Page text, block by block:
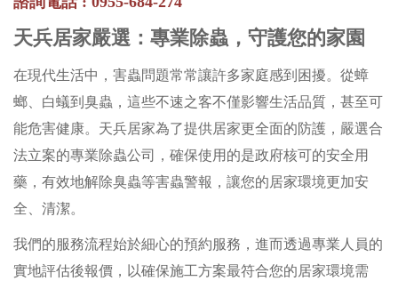
天兵居家嚴選：專業除蟲，守護您的家園
在現代生活中，害蟲問題常常讓許多家庭感到困擾。從蟑
螂、白蟻到臭蟲，這些不速之客不僅影響生活品質，甚至可
能危害健康。天兵居家為了提供居家更全面的防護，嚴選合
法立案的專業除蟲公司，確保使用的是政府核可的安全用
藥，有效地解除臭蟲等害蟲警報，讓您的居家環境更加安
全、清潔。
我們的服務流程始於細心的預約服務，進而透過專業人員的
實地評估後報價，以確保施工方案最符合您的居家環境需